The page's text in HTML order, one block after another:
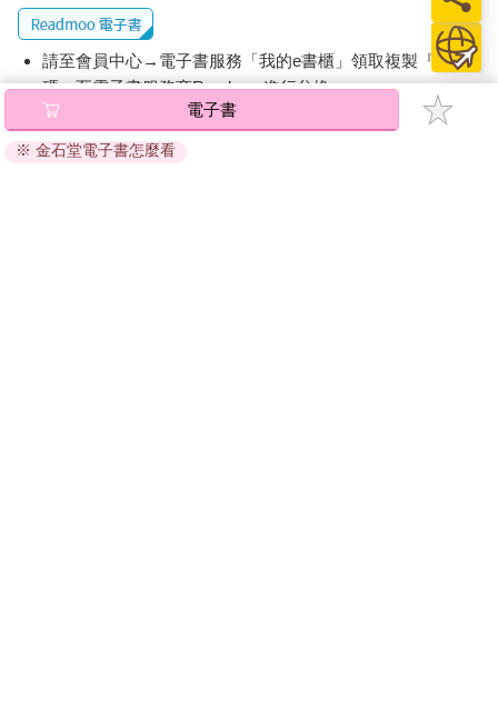
請至會員中心→電子書服務「我的e書櫃」領取複製『兌換
碼』至電子書服務商Readmoo進行兌換。
退換貨須知：
因版權保護，您在金石堂所購買的電子書僅能以金石堂專屬
電子書
※ 金石堂電子書怎麼看